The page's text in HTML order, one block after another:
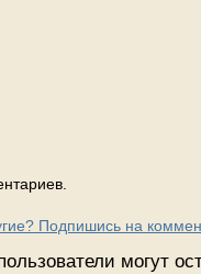
Подпишись на
могут